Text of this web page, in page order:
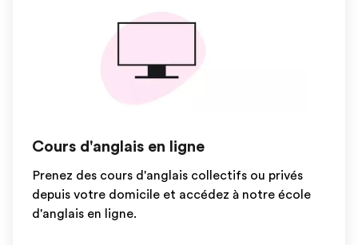
Cours d'anglais en ligne
Prenez des cours d'anglais collectifs ou privés
depuis votre domicile et accédez à notre école
d'anglais en ligne.